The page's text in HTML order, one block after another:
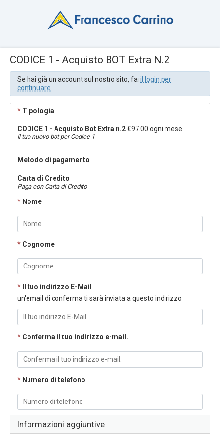
CODICE 1 - Acquisto BOT Extra N.2
Se hai già un account sul nostro sito, fai il login per
continuare
* Tipologia:
CODICE 1 - Acquisto Bot Extra n.2€97.00 ogni mese
Il tuo nuovo bot per Codice 1
Metodo di pagamento
Carta di Credito
Paga con Carta di Credito
* Nome
* Cognome
*
Il tuo indirizzo E-Mail
un'email di conferma ti sarà inviata a questo indirizzo
* Conferma il tuo indirizzo e-mail.
* Numero di telefono
Informazioni aggiuntive